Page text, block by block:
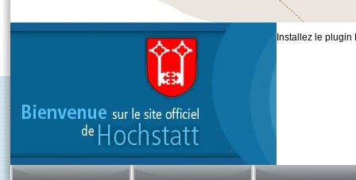
Installez le